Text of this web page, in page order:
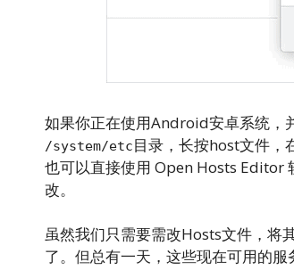
如果你正在使用Android安卓系统，
/system/etc目录，长按host文件，
也可以直接使用 Open Hosts Editor
改。
虽然我们只需要需改Hosts文件，将
了。但总有一天，这些现在可用的